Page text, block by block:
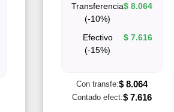
Transferencia
(-10%)
$ 8.064
Efectivo
(-15%)
$ 7.616
Con transfe:$ 8.064
Contado efect:$ 7.616